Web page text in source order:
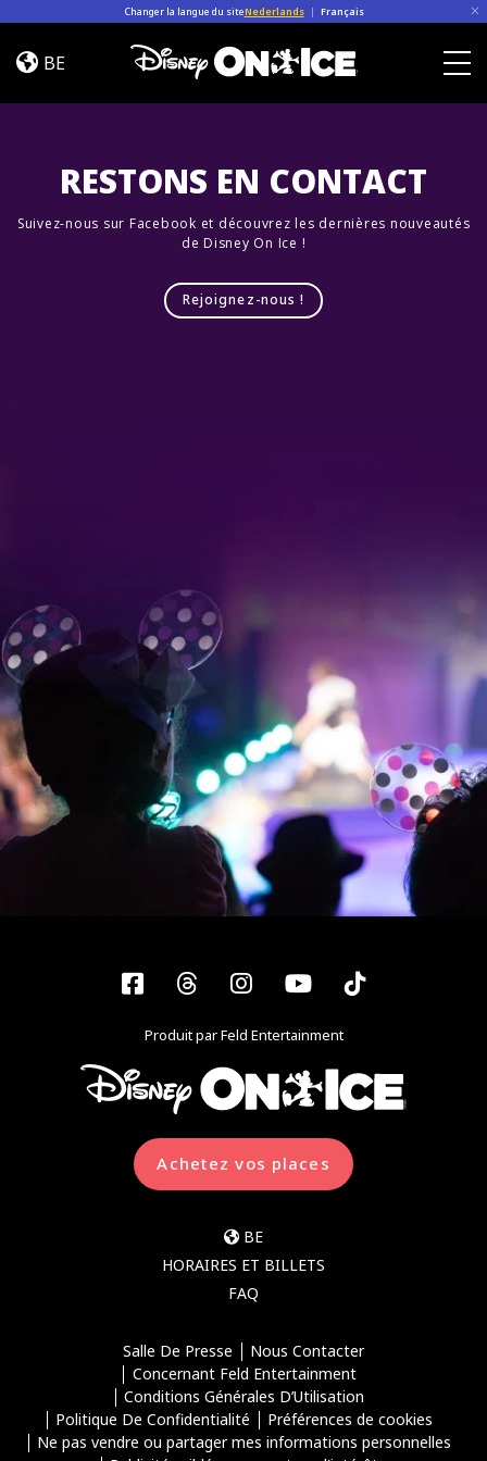
Changer la langue du siteNederlands | Français
Let’s
Dance
BE
RESTONS EN CONTACT
Suivez-nous sur Facebook et découvrez les dernières nouveautés
de Disney On Ice !
Rejoignez-nous !
Facebook
ThreadsInstagram
YouTubeTiktok
Produit par Feld Entertainment
Achetez vos places
BE
HORAIRES ET BILLETS
FAQ
Salle De Presse
Nous Contacter
Concernant Feld Entertainment
Conditions Générales D’Utilisation
Politique De Confidentialité
Préférences de cookies
Ne pas vendre ou partager mes informations personnelles